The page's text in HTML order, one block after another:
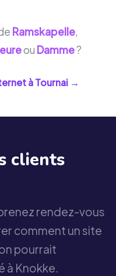
Ramskapelle,
ou Damme?
àTournai →
clients
rendez-vous
comment un site
pourrait
à Knokke.